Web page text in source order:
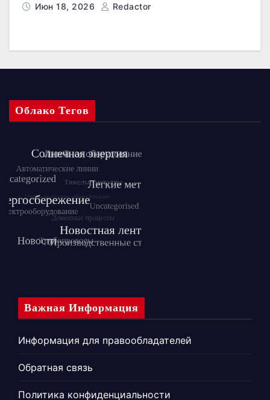
Июн 18, 2026 Redactor
Облако Тегов
Важная Информация
Информация для правообладателей
Обратная связь
Политика конфиденциальности